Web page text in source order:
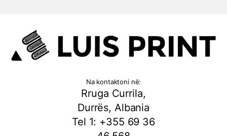
Na kontaktoni në:
Rruga Currila,
Durrës, Albania
Tel 1: +355 69 36